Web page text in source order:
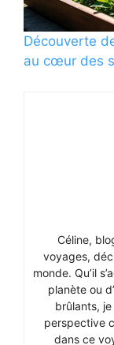
Découverte
au cœur des
Céline,
voyages,
monde. Qu’il
planète ou
brûlants,
perspective
dans ce